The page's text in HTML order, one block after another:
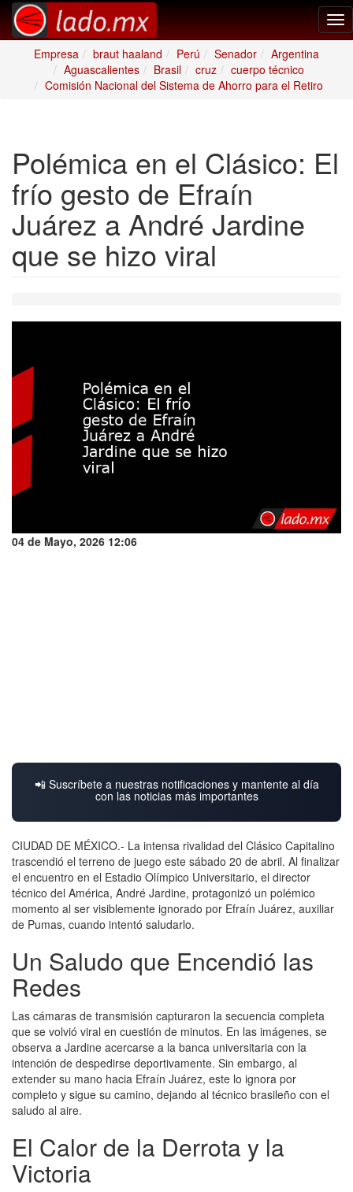
Empresa
braut haaland Perú Senador
Argentina
Aguascalientes
Brasil cruz
cuerpo técnico
Comisión Nacional del Sistema de Ahorro para el Retiro
Polémica en el Clásico: El
frío gesto de Efraín
Juárez a André Jardine
que se hizo viral
04 de Mayo, 2026 12:06
📲 Suscríbete a nuestras notificaciones y mantente al día
con las noticias más importantes
CIUDAD DE MÉXICO.- La intensa rivalidad del Clásico Capitalino
trascendió el terreno de juego este sábado 20 de abril. Al finalizar
el encuentro en el Estadio Olímpico Universitario, el director
técnico del América, André Jardine, protagonizó un polémico
momento al ser visiblemente ignorado por Efraín Juárez, auxiliar
de Pumas, cuando intentó saludarlo.
Un Saludo que Encendió las
Redes
Las cámaras de transmisión capturaron la secuencia completa
que se volvió viral en cuestión de minutos. En las imágenes, se
observa a Jardine acercarse a la banca universitaria con la
intención de despedirse deportivamente. Sin embargo, al
extender su mano hacia Efraín Juárez, este lo ignora por
completo y sigue su camino, dejando al técnico brasileño con el
saludo al aire.
El Calor de la Derrota y la
Victoria